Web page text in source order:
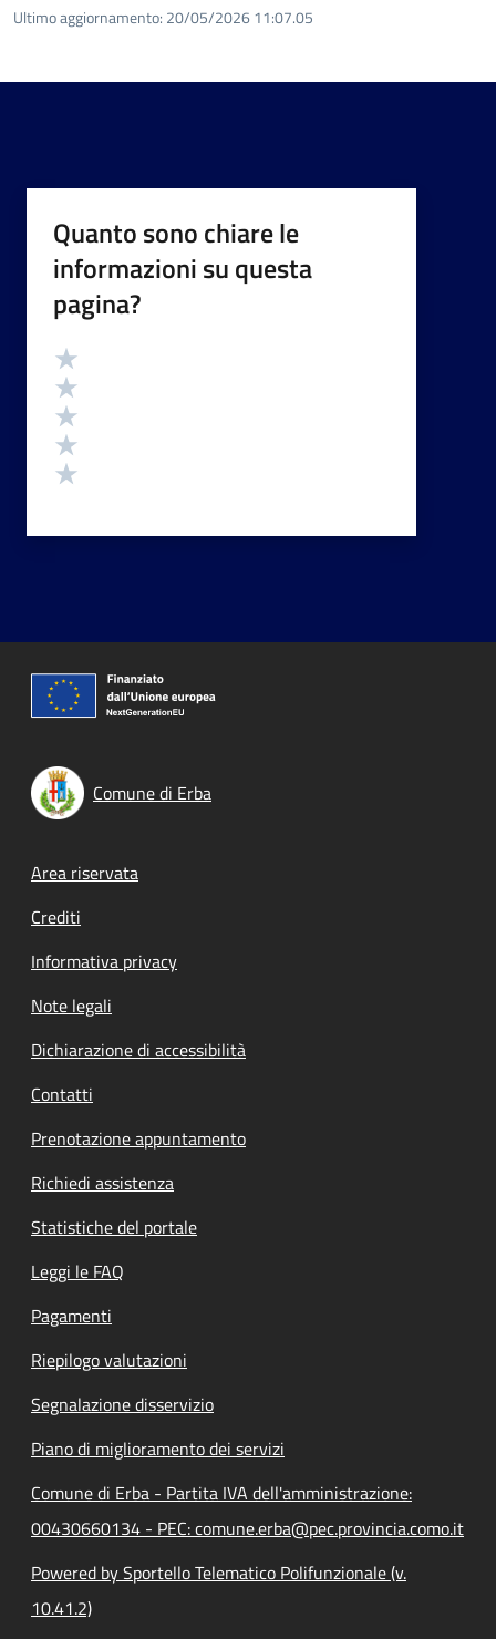
Ultimo aggiornamento: 20/05/2026 11:07.05
Quanto sono chiare le
informazioni su questa
pagina?
Valutazione
Comune di Erba
Footer menu
Area riservata
Crediti
Informativa privacy
Note legali
Dichiarazione di accessibilità
Contatti
Prenotazione appuntamento
Richiedi assistenza
Statistiche del portale
Leggi le FAQ
Pagamenti
Riepilogo valutazioni
Segnalazione disservizio
Piano di miglioramento dei servizi
Comune di Erba - Partita IVA dell'amministrazione:
00430660134 - PEC: comune.erba@pec.provincia.como.it
Powered by Sportello Telematico Polifunzionale (v.
10.41.2)